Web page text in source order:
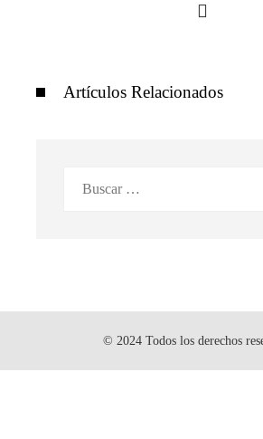
Artículos Relacionados
© 2024 Todos los derechos